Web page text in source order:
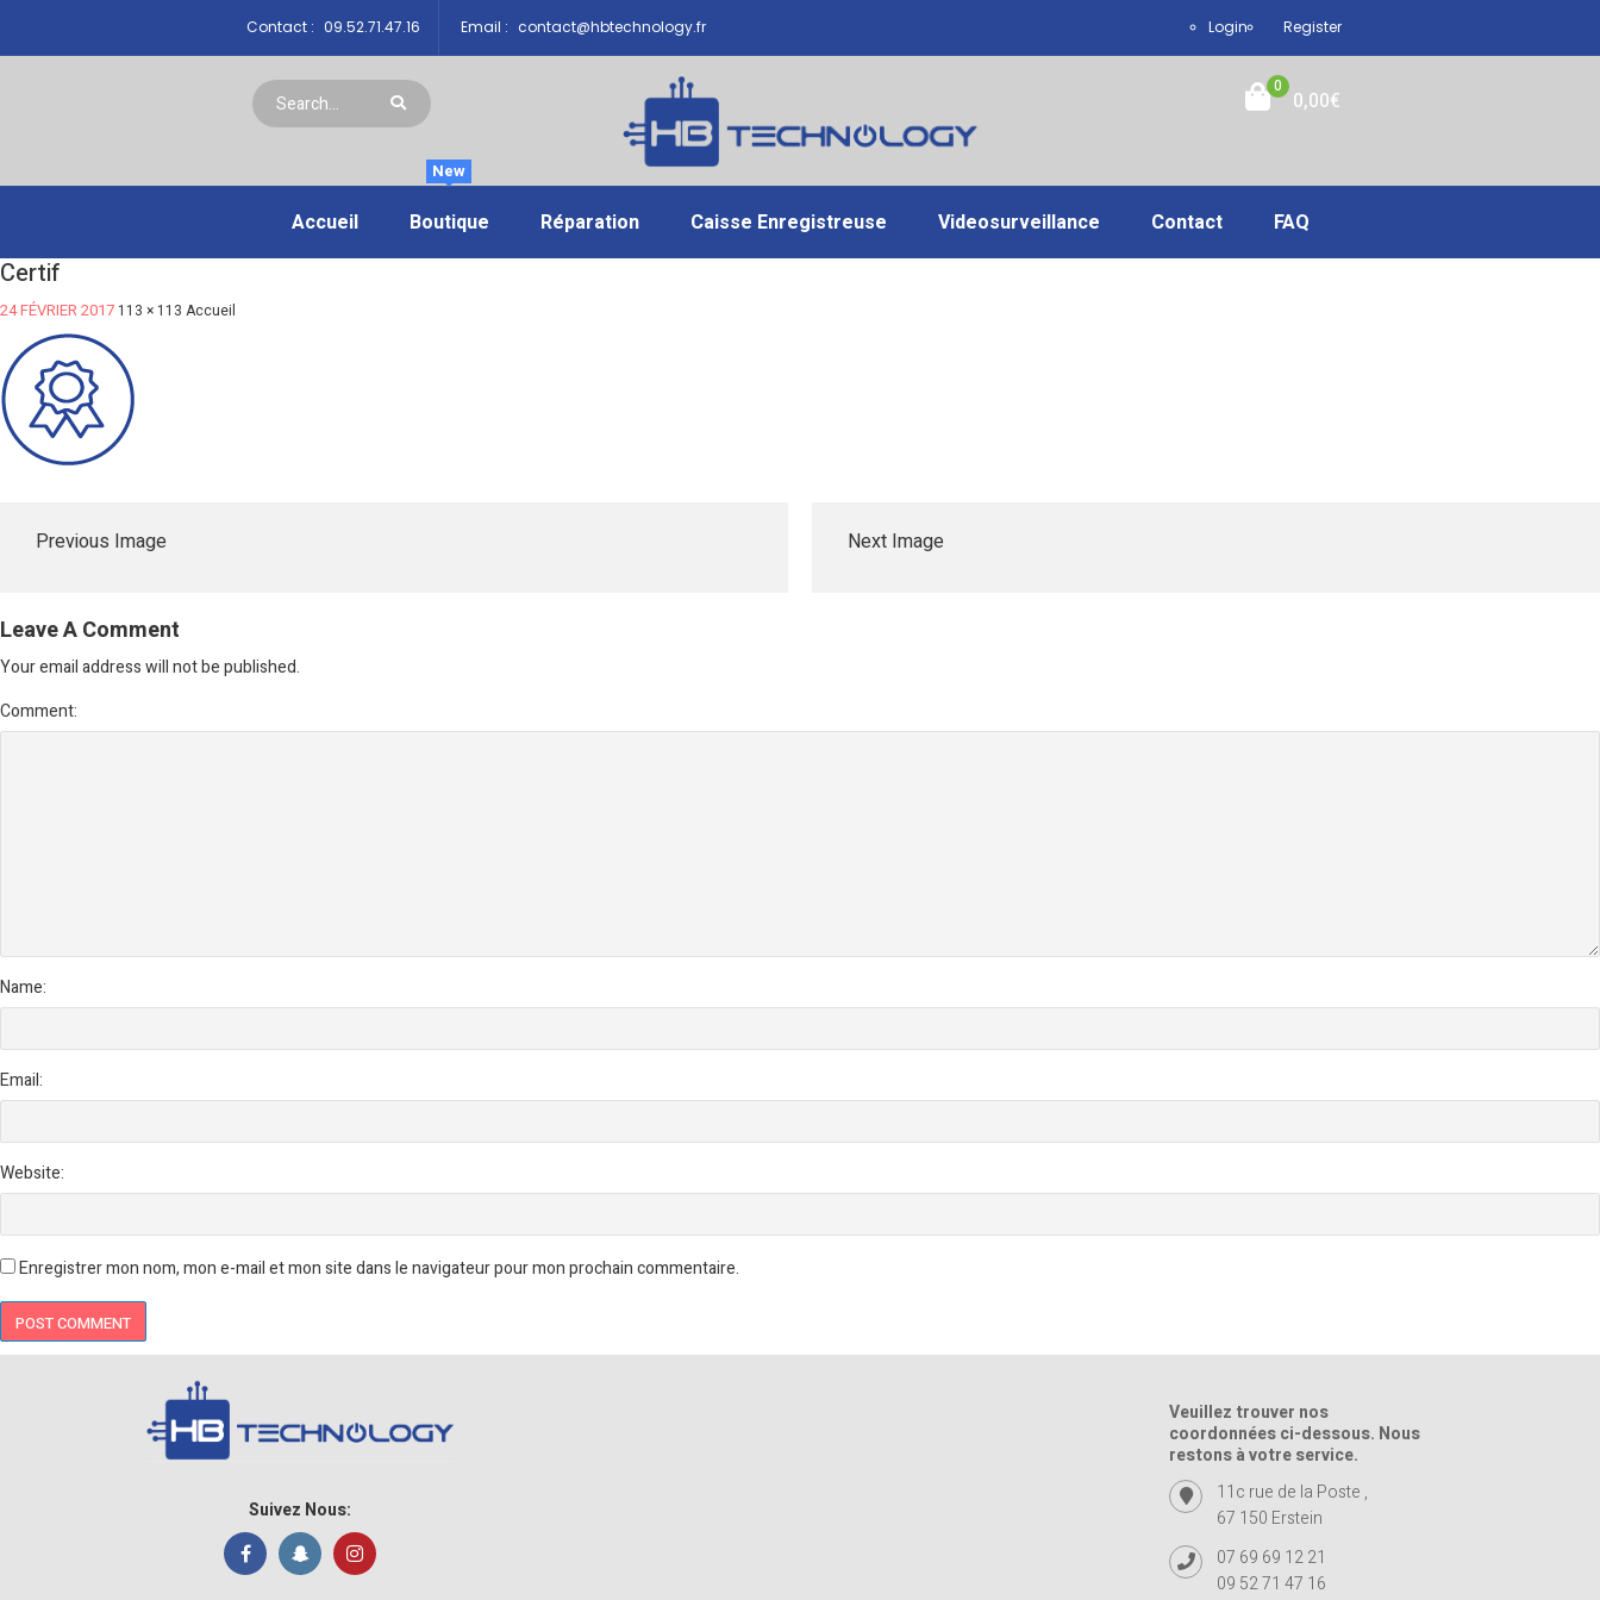
Contact : 09.52.71.47.16 Email : contact@hbtechnology.fr Login Register
0
0,00€
Accueil Boutique
New
Réparation Caisse Enregistreuse Videosurveillance Contact FAQ
Certif
24 FÉVRIER 2017 113 × 113 Accueil
Previous Image Next Image
Leave A Comment
Your email address will not be published.
Comment:
Name:
Email:
Website:
Enregistrer mon nom, mon e-mail et mon site dans le navigateur pour mon prochain commentaire.
Suivez Nous:
Veuillez trouver nos
coordonnées ci-dessous. Nous
restons à votre service.
11c rue de la Poste ,
67 150 Erstein
07 69 69 12 21
09 52 71 47 16